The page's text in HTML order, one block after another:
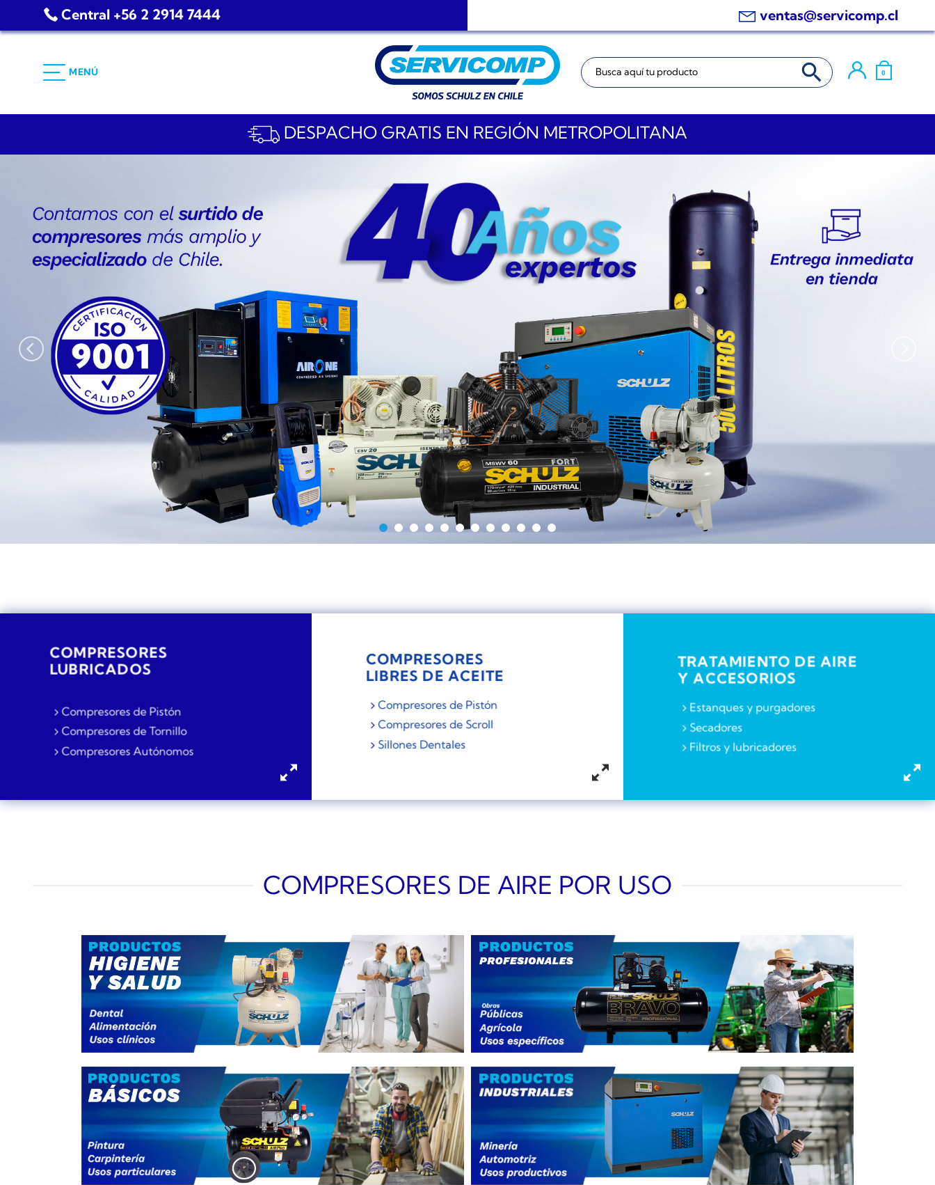
Central +56 2 2914 7444 ventas@servicomp.cl
MENÚ
Buscar: BOTÓN DE BÚSQUEDA
0
DESPACHO GRATIS EN REGIÓN METROPOLITANA
COMPRESORES
LUBRICADOS
Compresores de Pistón
Compresores de Tornillo
Compresores Autónomos
COMPRESORES
LIBRES DE ACEITE
Compresores de Pistón
Compresores de Scroll
Sillones Dentales
TRATAMIENTO DE AIRE
Y ACCESORIOS
Estanques y purgadores
Secadores
Filtros y lubricadores
COMPRESORES DE AIRE POR USO